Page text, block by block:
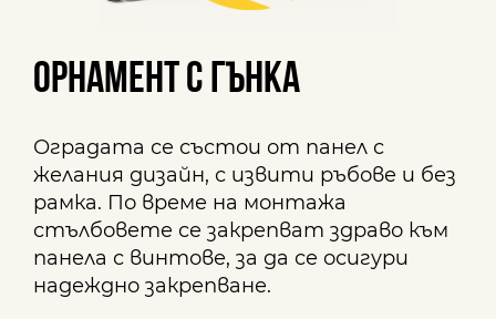
ОРНАМЕНТ с гънка
Оградата се състои от панел с
желания дизайн, с извити ръбове и без
рамка. По време на монтажа
стълбовете се закрепват здраво към
панела с винтове, за да се осигури
надеждно закрепване.